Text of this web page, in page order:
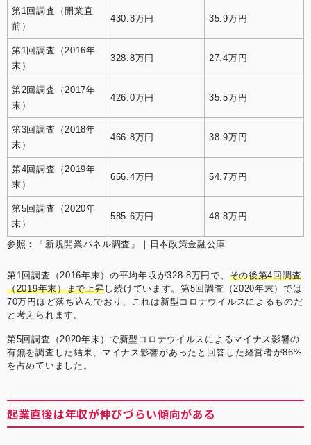
第1回調査（開業直
前）
430.8万円 35.9万円
第1回調査（2016年
末）
328.8万円 27.4万円
第2回調査（2017年
末）
426.0万円 35.5万円
第3回調査（2018年
末）
466.8万円 38.9万円
第4回調査（2019年
末）
656.4万円 54.7万円
第5回調査（2020年
末）
585.6万円 48.8万円
参照： 「新規開業パネル調査」｜日本政策金融公庫
第1回調査（2016年末）の平均年収が328.8万円で、 その後第4回調査
（2019年末）まで上昇し続けています。第5回調査（2020年末）では
70万円ほど落ち込んでおり、これは新型コロナウイルスによるものだ
と考えられます。
第5回調査（2020年末）で新型コロナウイルスによるマイナス影響の
有無を調査した結果、マイナス影響があったと回答した経営者が86%
を占めていました。
起業直後は年収が伸びづらい傾向がある